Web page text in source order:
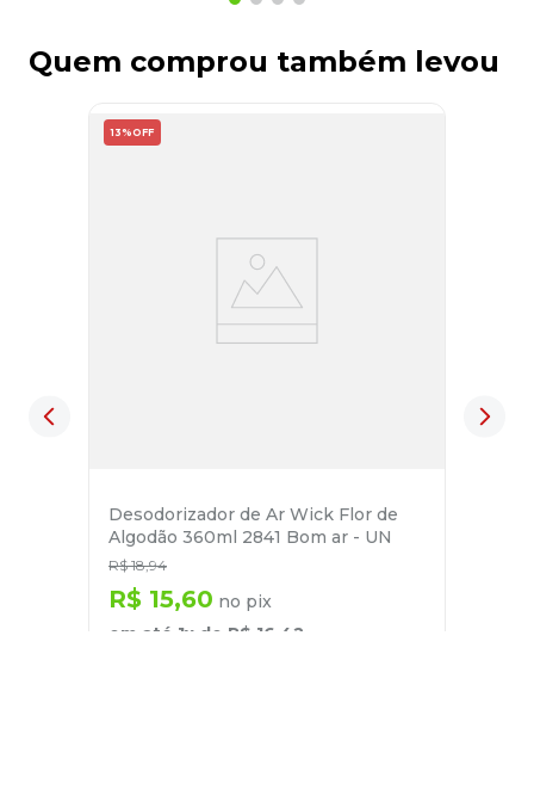
Quem comprou também levou
13% OFF
Desodorizador de Ar Wick Flor de
Algodão 360ml 2841 Bom ar - UN
R$ 18,94
R$ 15,60 no pix
em até 1x de R$ 16 42